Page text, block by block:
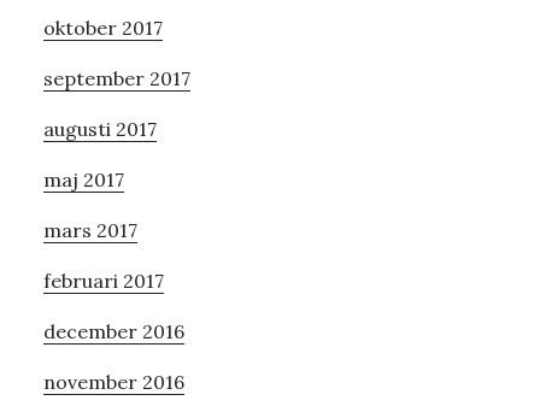
oktober 2017
september 2017
augusti 2017
maj 2017
mars 2017
februari 2017
december 2016
november 2016